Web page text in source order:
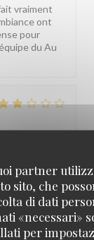
partner
sito, che
di dati
«necessari»
per
vraiment
ont
pour
du Au
est cuit dans
et